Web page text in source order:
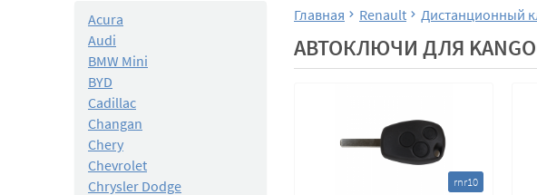
Acura
Audi
BMW Mini
BYD
Cadillac
Changan
Chery
Chevrolet
Chrysler Dodge
Главная Renault Дистанционный
АВТОКЛЮЧИ ДЛЯ
rnr10